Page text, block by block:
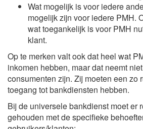
Wat mogelijk is voor iedere
mogelijk zijn voor iedere PMH.
wat toegankelijk is voor PMH
klant.
Op te merken valt ook dat heel wat
inkomen hebben, maar dat neemt
consumenten zijn. Zij moeten een zo
toegang tot bankdiensten hebben.
Bij de universele bankdienst moet er
gehouden met de specifieke